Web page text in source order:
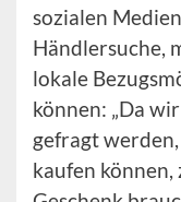
sozialen
Händlersuche,
lokale
können: „Da
gefragt
kaufen können,